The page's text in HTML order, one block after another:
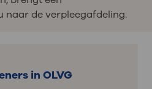
naar de verpleegafdeling.
in OLVG